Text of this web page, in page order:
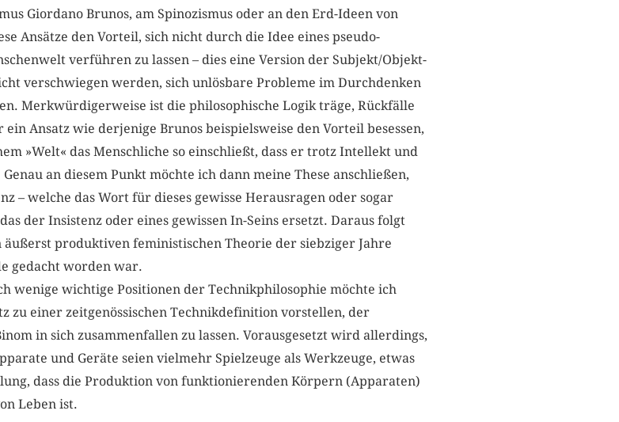
Giordano Brunos, am Spinozismus oder an den Erd-Ideen von
Ansätze den Vorteil, sich nicht durch die Idee eines pseudo-
verführen zu lassen – dies eine Version der Subjekt/Objekt-
verschwiegen werden, sich unlösbare Probleme im Durchdenken
Merkwürdigerweise ist die philosophische Logik träge, Rückfälle
Ansatz wie derjenige Brunos beispielsweise den Vorteil besessen,
»Welt« das Menschliche so einschließt, dass er trotz Intellekt und
an diesem Punkt möchte ich dann meine These anschließen,
– welche das Wort für dieses gewisse Herausragen oder sogar
der Insistenz oder eines gewissen In-Seins ersetzt. Daraus folgt
produktiven feministischen Theorie der siebziger Jahre
gedacht worden war.
wenige wichtige Positionen der Technikphilosophie möchte ich
zu einer zeitgenössischen Technikdefinition vorstellen, der
in sich zusammenfallen zu lassen. Vorausgesetzt wird allerdings,
und Geräte seien vielmehr Spielzeuge als Werkzeuge, etwas
dass die Produktion von funktionierenden Körpern (Apparaten)
Leben ist.